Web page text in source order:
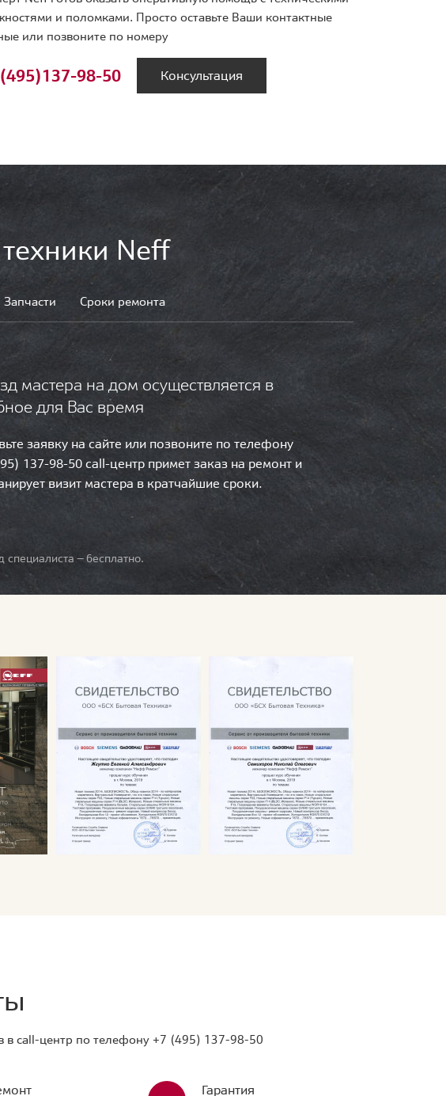
и поломками. Просто оставьте Ваши контактные
или позвоните по номеру
137-98-50 Консультация
Neff
Запчасти Сроки ремонта
мастера на дом осуществляется в
для Вас время
заявку на сайте или позвоните по телефону
137-98-50 call-центр примет заказ на ремонт и
визит мастера в кратчайшие сроки.
специалиста — бесплатно.
в call-центр по телефону +7 (495) 137-98-50
Гарантия